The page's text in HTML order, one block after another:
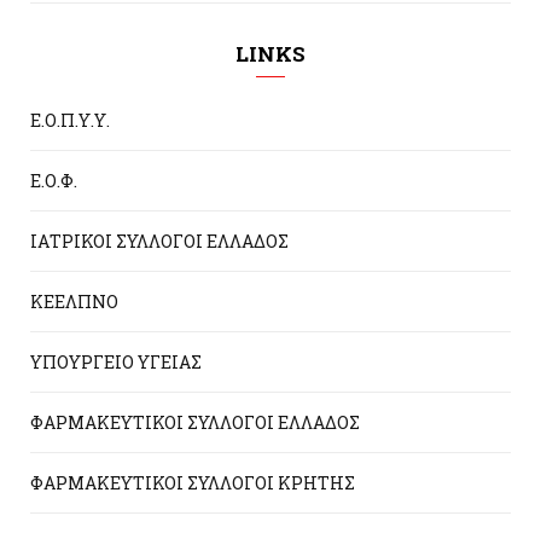
LINKS
Ε.Ο.Π.Υ.Υ.
Ε.Ο.Φ.
ΙΑΤΡΙΚΟΙ ΣΥΛΛΟΓΟΙ ΕΛΛΑΔΟΣ
ΚΕΕΛΠΝΟ
ΥΠΟΥΡΓΕΙΟ ΥΓΕΙΑΣ
ΦΑΡΜΑΚΕΥΤΙΚΟΙ ΣΥΛΛΟΓΟΙ ΕΛΛΑΔΟΣ
ΦΑΡΜΑΚΕΥΤΙΚΟΙ ΣΥΛΛΟΓΟΙ ΚΡΗΤΗΣ